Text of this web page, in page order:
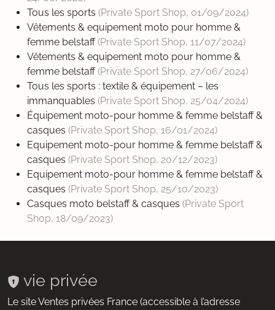
Tous les sports (Private Sport Shop, 01/09/2024)
Vêtements & equipement moto pour homme &
femme belstaff(Private Sport Shop, 11/07/2024)
Vêtements & equipement moto pour homme &
femme belstaff(Private Sport Shop, 27/06/2024)
Tous les sports : textile & équipement – les
immanquables (Private Sport Shop, 25/04/2024)
Équipement moto-pour homme & femme belstaff &
casques (Private Sport Shop, 16/01/2024)
Equipement moto-pour homme & femme belstaff &
casques (Private Sport Shop, 20/12/2023)
Equipement moto-pour homme & femme belstaff &
casques (Private Sport Shop, 25/10/2023)
Casques moto belstaff & casques (Private Sport
Shop, 18/09/2023)
vie privée
Le site Ventes privées France (accessible à l’adresse